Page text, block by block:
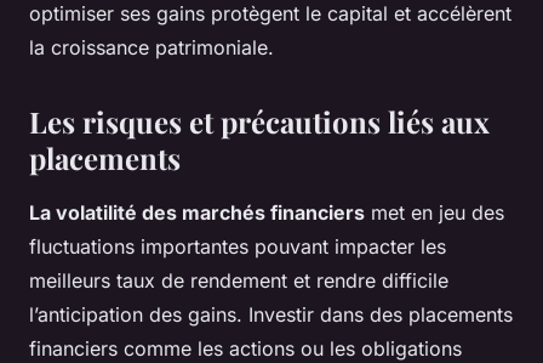
optimiser ses gains protègent le capital et accélèrent
la croissance patrimoniale.
Les risques et précautions liés aux
placements
La volatilité des marchés financiers met en jeu des
fluctuations importantes pouvant impacter les
meilleurs taux de rendement et rendre difficile
l’anticipation des gains. Investir dans des placements
financiers comme les actions ou les obligations